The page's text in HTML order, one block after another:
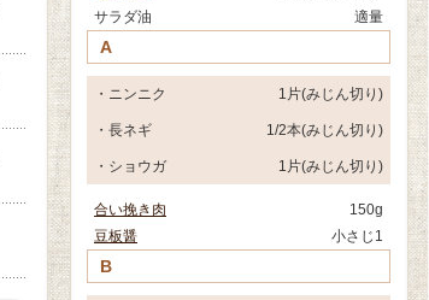
サラダ油
適量
A
・ニンニク 1片(みじん切り)
・長ネギ 1/2本(みじん切り)
・ショウガ 1片(みじん切り)
合い挽き肉
150g
豆板醤
小さじ1
B